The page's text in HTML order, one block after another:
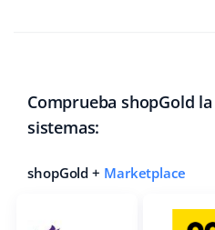
Comprueba shopGold
sistemas:
shopGold + Marketplace